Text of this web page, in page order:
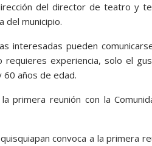
del director de teatro y
del municipio.
interesadas pueden
requieres experiencia, solo el
años de edad.
primera reunión con la
convoca a la primera